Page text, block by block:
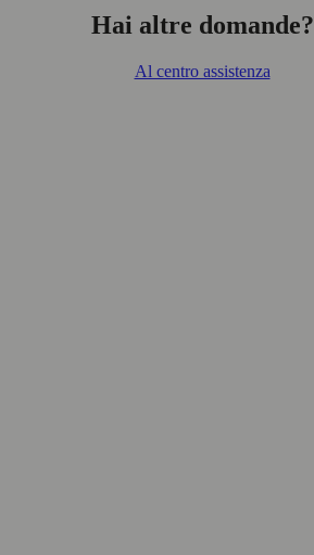
Hai altre domande?
Al centro assistenza